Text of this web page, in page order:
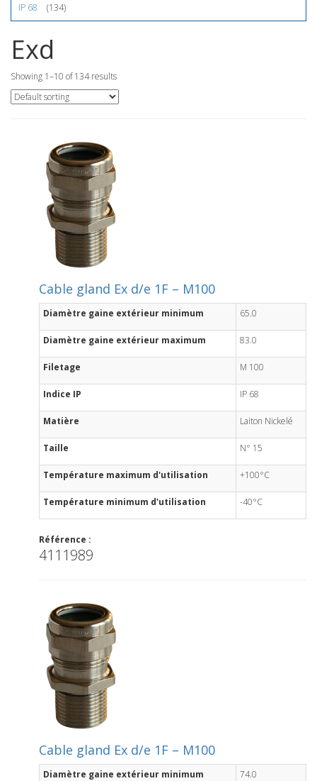
IP 68 (134)
Exd
Showing 1–10 of 134 results
Cable gland Ex d/e 1F – M100
Diamètre gaine extérieur minimum 65.0
Diamètre gaine extérieur maximum 83.0
Filetage M 100
Indice IP IP 68
Matière Laiton Nickelé
Taille N° 15
Température maximum d'utilisation +100°C
Température minimum d'utilisation -40°C
Référence :
4111989
Cable gland Ex d/e 1F – M100
Diamètre gaine extérieur minimum 74.0